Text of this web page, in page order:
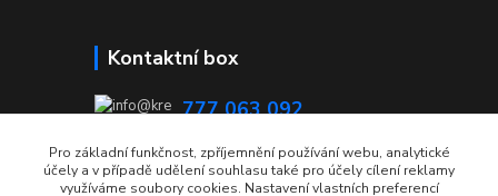
Kontaktní box
777 063 092
info@krecmer.cz
Pro základní funkčnost, zpříjemnění používání webu, analytické
účely a v případě udělení souhlasu také pro účely cílení reklamy
využíváme soubory cookies. Nastavení vlastních preferencí